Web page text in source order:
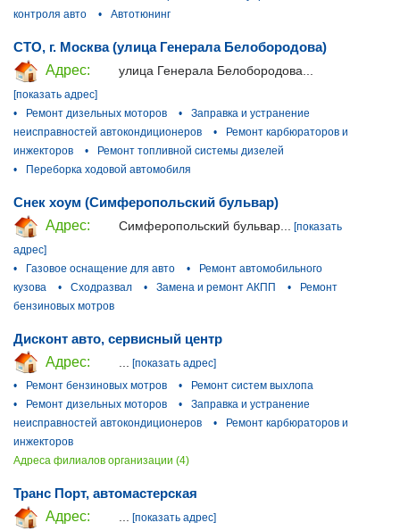
контроля авто
• Автотюнинг
СТО, г. Москва (улица Генерала Белобородова)
Адрес:
улица Генерала Белобородова...
[показать адрес]
•
Ремонт дизельных моторов •
Заправка и устранение
неисправностей автокондиционеров
•
Ремонт карбюраторов и
инжекторов
•
Ремонт топливной системы дизелей
•
Переборка ходовой автомобиля
Снек хоум (Симферопольский бульвар)
Адрес:
Симферопольский бульвар...
[показать
адрес]
•
Газовое оснащение для авто •
Ремонт автомобильного
кузова
• Сходразвал • Замена и ремонт АКПП •
Ремонт
бензиновых мотров
Дисконт авто, сервисный центр
Адрес:
[показать адрес]
•
Ремонт бензиновых мотров •
Ремонт систем выхлопа
•
Ремонт дизельных моторов •
Заправка и устранение
неисправностей автокондиционеров
•
Ремонт карбюраторов и
инжекторов
Адреса филиалов организации (4)
Транс Порт, автомастерская
Адрес:
... [показать адрес]